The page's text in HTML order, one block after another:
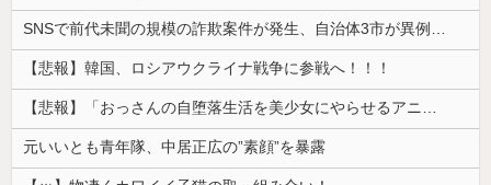
SNSで前代未聞の規模の詐欺案件が発生、自治体3市が異例の声明を発表して事実関係を全否定
【悲報】韓国、ロシアウクライナ戦争に参戦へ！！！
【悲報】「おっさんの自堕落生活を美少女にやらせるアニメ」、増えすぎてフェミにバレるｗｗｗｗ
元いいとも青年隊、中居正広の”素顔”を暴露